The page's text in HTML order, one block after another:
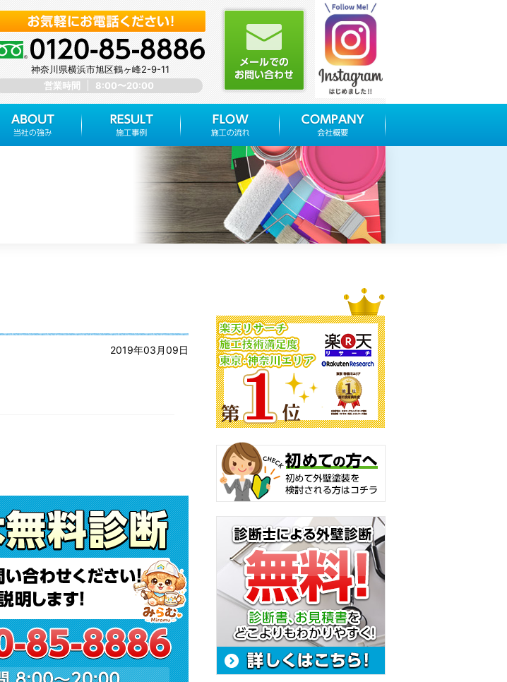
神奈川県横浜市旭区鶴ヶ峰2-9-11
営業時間
8:00〜20:00
2019年03月09日